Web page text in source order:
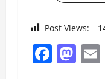
Post Views: